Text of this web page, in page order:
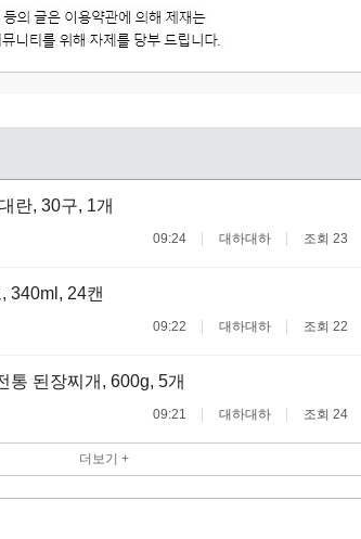
란, 30구, 1개
09:24 대하대하 조회 23
340ml, 24캔
09:22 대하대하 조회 22
통 된장찌개, 600g, 5개
09:21 대하대하 조회 24
더보기 +